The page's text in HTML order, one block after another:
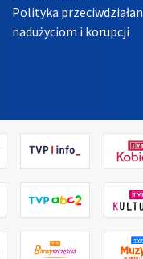
Polityka
nadużyciom i korupcji